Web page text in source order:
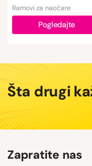
Ramovi za naočare
Pogledajte
Šta drugi
Zapratite nas
Zdravlje očiju i nervnog sistema #dioptrija